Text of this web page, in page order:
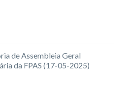
de Assembleia Geral
da FPAS (17-05-2025)